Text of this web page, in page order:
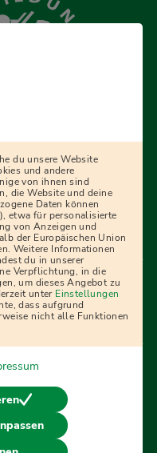
Wir
deinem Start in den
interaktiven
alle, die was werden
Presse
Mediadaten
Widerrufsbelehrung
Cookies
Rechte vorbehalten.
du unsere Website
und andere
von ihnen sind
die Website und deine
Daten können
etwa für personalisierte
von Anzeigen und
der Europäischen Union
Weitere Informationen
du in unserer
Verpflichtung, in die
um dieses Angebot zu
unter Einstellungen
dass aufgrund
nicht alle Funktionen